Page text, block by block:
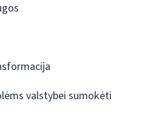
valstybei sumokėti